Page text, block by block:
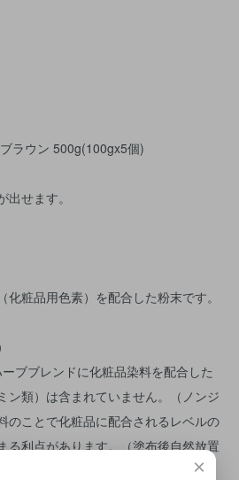
ラウン 500g(100gx5個)
せます。
粧品用色素）を配合した粉末です。
ブブレンドに化粧品染料を配合した
ン類）は含まれていません。（ノンジ
のことで化粧品に配合されるレベルの
る利点があります。（塗布後自然放置
×